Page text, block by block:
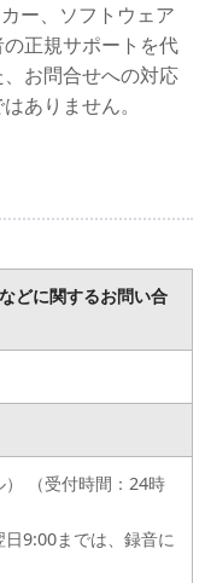
ー、ソフトウェア
正規サポートを代
お問合せへの対応
ありません。
どに関するお問い合
） （受付時間：24時
9:00までは、録音に